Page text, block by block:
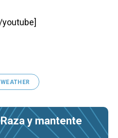
y mantente